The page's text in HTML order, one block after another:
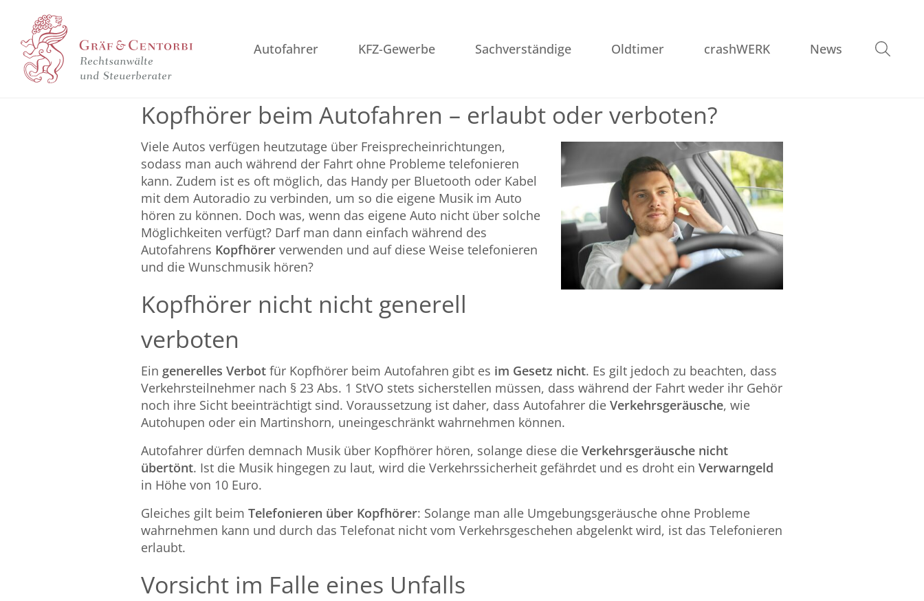
Autofahrer KFZ-Gewerbe Sachverständige Oldtimer crashWERK
News
Kopfhörer beim Autofahren – erlaubt oder verboten?
Viele Autos verfügen heutzutage über Freisprecheinrichtungen,
sodass man auch während der Fahrt ohne Probleme telefonieren
kann. Zudem ist es oft möglich, das Handy per Bluetooth oder Kabel
mit dem Autoradio zu verbinden, um so die eigene Musik im Auto
hören zu können. Doch was, wenn das eigene Auto nicht über solche
Möglichkeiten verfügt? Darf man dann einfach während des
Autofahrens Kopfhörer verwenden und auf diese Weise telefonieren
und die Wunschmusik hören?
Kopfhörer nicht nicht generell
verboten
Ein generelles Verbot für Kopfhörer beim Autofahren gibt es im Gesetz nicht. Es gilt jedoch zu beachten, dass
Verkehrsteilnehmer nach § 23 Abs. 1 StVO stets sicherstellen müssen, dass während der Fahrt weder ihr Gehör
noch ihre Sicht beeinträchtigt sind. Voraussetzung ist daher, dass Autofahrer die Verkehrsgeräusche, wie
Autohupen oder ein Martinshorn, uneingeschränkt wahrnehmen können.
Autofahrer dürfen demnach Musik über Kopfhörer hören, solange diese die Verkehrsgeräusche nicht
übertönt. Ist die Musik hingegen zu laut, wird die Verkehrssicherheit gefährdet und es droht ein Verwarngeld
in Höhe von 10 Euro.
Gleiches gilt beim Telefonieren über Kopfhörer: Solange man alle Umgebungsgeräusche ohne Probleme
wahrnehmen kann und durch das Telefonat nicht vom Verkehrsgeschehen abgelenkt wird, ist das Telefonieren
erlaubt.
Vorsicht im Falle eines Unfalls